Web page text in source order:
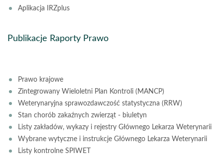
Aplikacja IRZplus
Publikacje Raporty Prawo
Prawo krajowe
Zintegrowany Wieloletni Plan Kontroli (MANCP)
Weterynaryjna sprawozdawczość statystyczna (RRW)
Stan chorób zakaźnych zwierząt - biuletyn
Listy zakładów, wykazy i rejestry Głównego Lekarza Weterynarii
Wybrane wytyczne i instrukcje Głównego Lekarza Weterynarii
Listy kontrolne SPIWET